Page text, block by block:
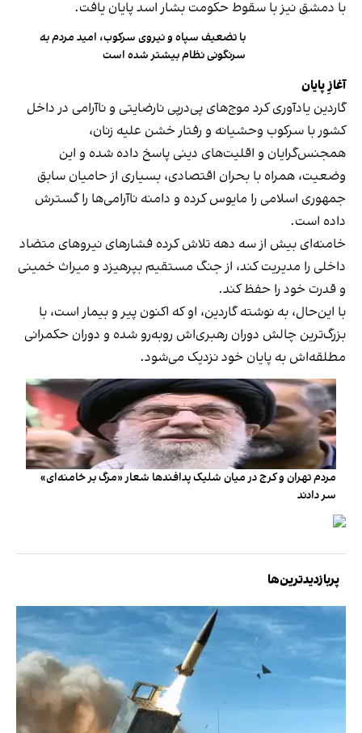
با دمشق نیز با سقوط حکومت بشار اسد پایان یافت.
با تضعیف سپاه و نیروی سرکوب، امید مردم به
سرنگونی نظام بیشتر شده است
آغازِ پایان
گاردین یادآوری کرد موج‌های پی‌درپی نارضایتی و ناآرامی در داخل
کشور با سرکوب وحشیانه و رفتار خشن علیه زنان،
همجنس‌گرایان و اقلیت‌های دینی پاسخ داده شده و این
وضعیت، همراه با بحران اقتصادی، بسیاری از حامیان سابق
جمهوری اسلامی را مایوس کرده و دامنه ناآرامی‌ها را گسترش
داده است.
خامنه‌ای بیش از سه دهه تلاش کرده فشارهای نیروهای متضاد
داخلی را مدیریت کند، از جنگ مستقیم بپرهیزد و میراث خمینی
و قدرت خود را حفظ کند.
با این‌حال، به نوشته گاردین، او که اکنون پیر و بیمار است، با
بزرگ‌ترین چالش دوران رهبری‌اش روبه‌رو شده و دوران حکمرانی
مطلقه‌اش به پایان خود نزدیک می‌شود.
مردم تهران و کرج در میان شلیک پدافندها شعار «مرگ بر خامنه‌ای»
سر دادند
پربازدیدترین‌ها